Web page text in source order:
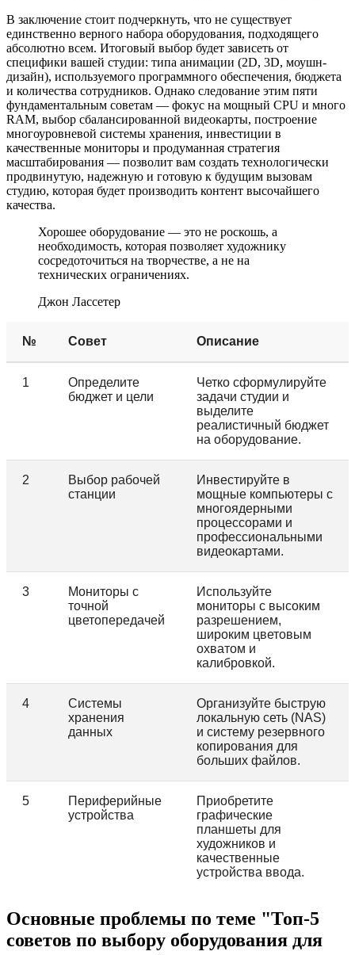
В заключение стоит подчеркнуть, что не существует
единственно верного набора оборудования, подходящего
абсолютно всем. Итоговый выбор будет зависеть от
специфики вашей студии: типа анимации (2D, 3D, моушн-
дизайн), используемого программного обеспечения, бюджета
и количества сотрудников. Однако следование этим пяти
фундаментальным советам — фокус на мощный CPU и много
RAM, выбор сбалансированной видеокарты, построение
многоуровневой системы хранения, инвестиции в
качественные мониторы и продуманная стратегия
масштабирования — позволит вам создать технологически
продвинутую, надежную и готовую к будущим вызовам
студию, которая будет производить контент высочайшего
качества.
Хорошее оборудование — это не роскошь, а
необходимость, которая позволяет художнику
сосредоточиться на творчестве, а не на
технических ограничениях.
Джон Лассетер
№ Совет Описание
1
Определите
бюджет и цели
Четко сформулируйте
задачи студии и
выделите
реалистичный бюджет
на оборудование.
2
Выбор рабочей
станции
Инвестируйте в
мощные компьютеры с
многоядерными
процессорами и
профессиональными
видеокартами.
3
Мониторы с
точной
цветопередачей
Используйте
мониторы с высоким
разрешением,
широким цветовым
охватом и
калибровкой.
4
Системы
хранения
данных
Организуйте быструю
локальную сеть (NAS)
и систему резервного
копирования для
больших файлов.
5
Периферийные
устройства
Приобретите
графические
планшеты для
художников и
качественные
устройства ввода.
Основные проблемы по теме "Топ-5
советов по выбору оборудования для